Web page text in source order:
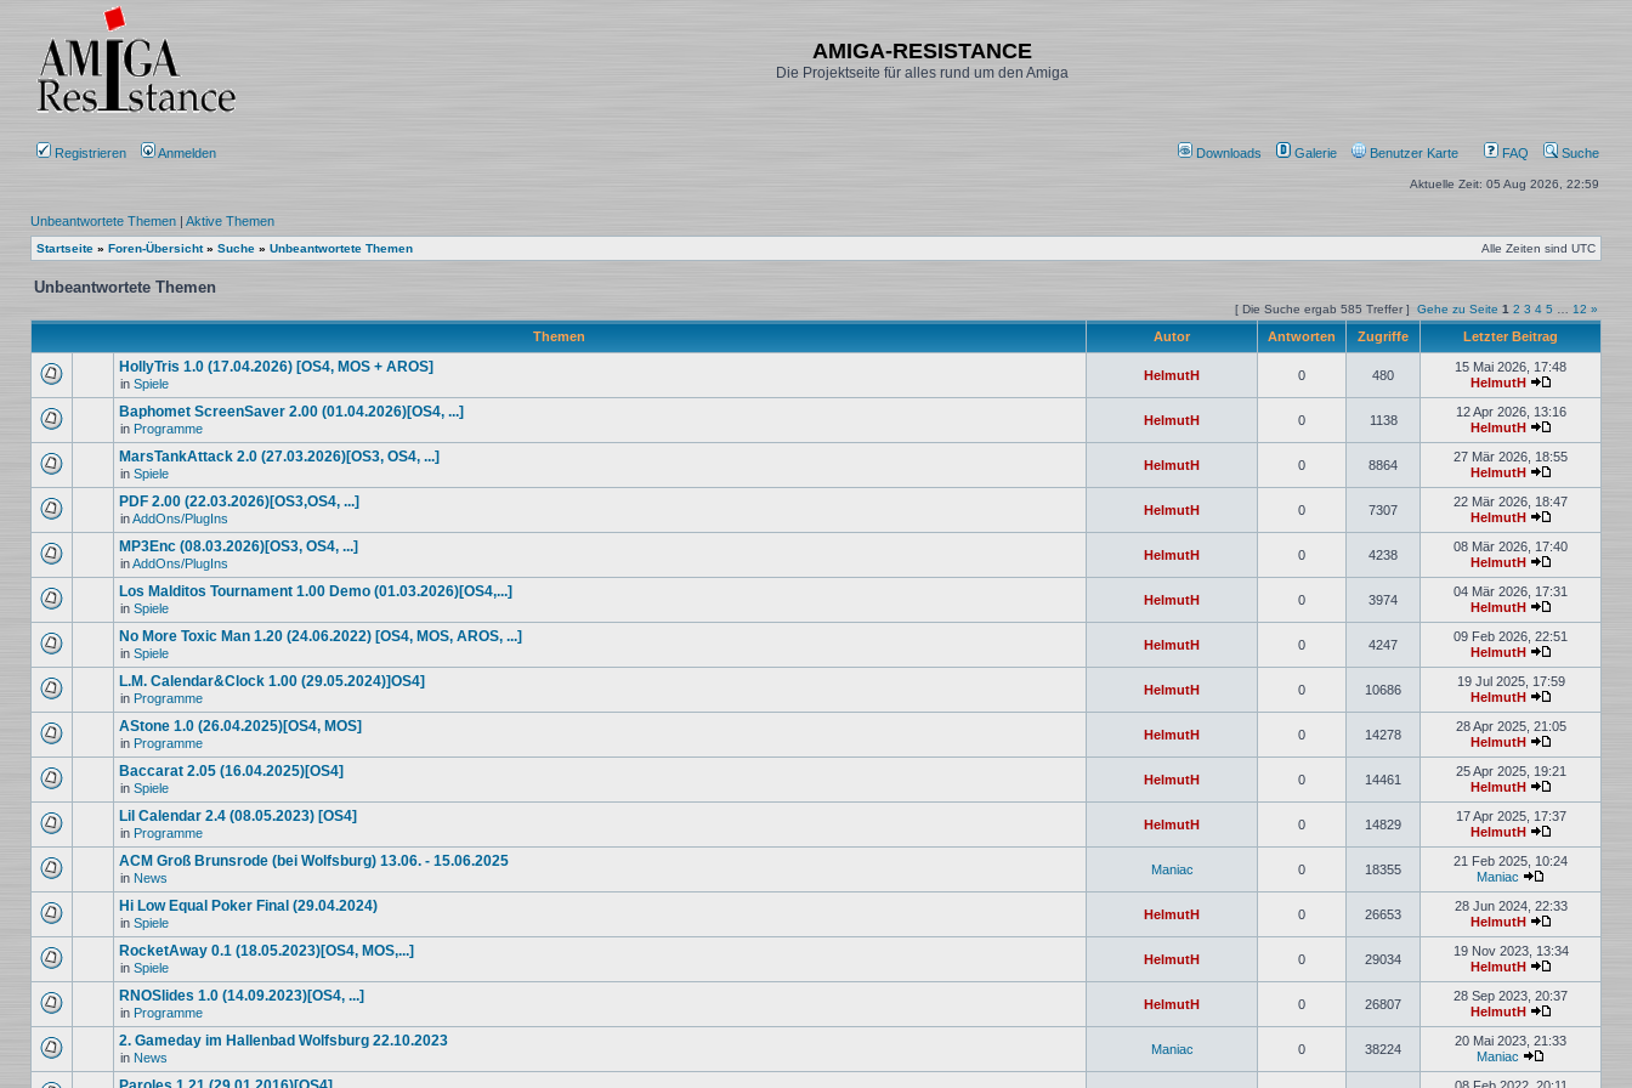
AMIGA-RESISTANCE
Die Projektseite für alles rund um den Amiga
Registrieren Anmelden Downloads Galerie Benutzer Karte FAQ Suche
Aktuelle Zeit: 05 Aug 2026, 22:59
Unbeantwortete Themen | Aktive Themen
Startseite » Foren-Übersicht» Suche » Unbeantwortete Themen Alle Zeiten sind UTC
Unbeantwortete Themen
[ Die Suche ergab 585 Treffer ] Gehe zu Seite 1 2 3 4 5 12 »
Themen Autor Antworten Zugriffe Letzter Beitrag
HollyTris 1.0 (17.04.2026) [OS4, MOS + AROS]
in Spiele
HelmutH 0 480
15 Mai 2026, 17:48
HelmutH
Baphomet ScreenSaver 2.00 (01.04.2026)[OS4, ...]
in Programme
HelmutH 0 1138
12 Apr 2026, 13:16
HelmutH
MarsTankAttack 2.0 (27.03.2026)[OS3, OS4, ...]
in Spiele
HelmutH 0 8864
27 Mär 2026, 18:55
HelmutH
PDF 2.00 (22.03.2026)[OS3,OS4, ...]
inAddOns/PlugIns
HelmutH 0 7307
22 Mär 2026, 18:47
HelmutH
MP3Enc (08.03.2026)[OS3, OS4, ...]
inAddOns/PlugIns
HelmutH 0 4238
08 Mär 2026, 17:40
HelmutH
Los Malditos Tournament 1.00 Demo (01.03.2026)[OS4,...]
in Spiele
HelmutH 0 3974
04 Mär 2026, 17:31
HelmutH
No More Toxic Man 1.20 (24.06.2022) [OS4, MOS, AROS, ...]
in Spiele
HelmutH 0 4247
09 Feb 2026, 22:51
HelmutH
L.M. Calendar&Clock 1.00 (29.05.2024)]OS4]
in Programme
HelmutH 0 10686
19 Jul 2025, 17:59
HelmutH
AStone 1.0 (26.04.2025)[OS4, MOS]
in Programme
HelmutH 0 14278
28 Apr 2025, 21:05
HelmutH
Baccarat 2.05 (16.04.2025)[OS4]
in Spiele
HelmutH 0 14461
25 Apr 2025, 19:21
HelmutH
Lil Calendar 2.4 (08.05.2023) [OS4]
in Programme
HelmutH 0 14829
17 Apr 2025, 17:37
HelmutH
ACM Groß Brunsrode (bei Wolfsburg) 13.06. - 15.06.2025
in News
Maniac 0 18355
21 Feb 2025, 10:24
Maniac
Hi Low Equal Poker Final (29.04.2024)
in Spiele
HelmutH 0 26653
28 Jun 2024, 22:33
HelmutH
RocketAway 0.1 (18.05.2023)[OS4, MOS,...]
in Spiele
HelmutH 0 29034
19 Nov 2023, 13:34
HelmutH
RNOSlides 1.0 (14.09.2023)[OS4, ...]
in Programme
HelmutH 0 26807
28 Sep 2023, 20:37
HelmutH
2. Gameday im Hallenbad Wolfsburg 22.10.2023
in News
Maniac 0 38224
20 Mai 2023, 21:33
Maniac